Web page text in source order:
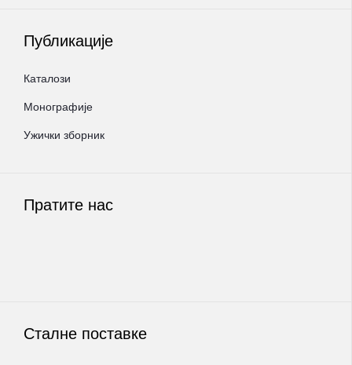
Публикације
Каталози
Монографије
Ужички зборник
Пратите нас
Сталне поставке